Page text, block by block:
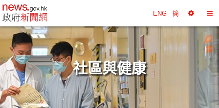
政府新聞網主頁 ENG 簡
擇
換
目
錄
社區與健康